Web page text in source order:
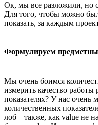
Ок, мы все разложили, но
Для того, чтобы можно
показать, за каждым
Формулируем
Мы очень боимся
измерить качество работы
показателях? У нас очень
количественных
лоб – также, как value не